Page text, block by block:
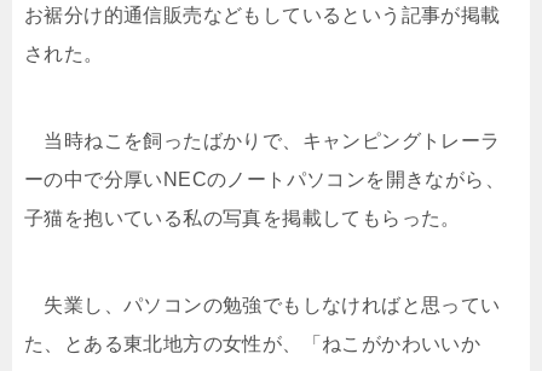
お裾分け的通信販売などもしているという記事が掲載
された。
当時ねこを飼ったばかりで、キャンピングトレーラ
ーの中で分厚いNECのノートパソコンを開きながら、
子猫を抱いている私の写真を掲載してもらった。
失業し、パソコンの勉強でもしなければと思ってい
た、とある東北地方の女性が、「ねこがかわいいか